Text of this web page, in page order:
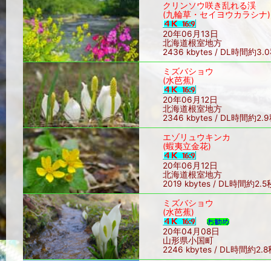
クリンソウ咲き乱れる渓
(九輪草・セイヨウカラシナ)
20年06月13日
北海道根室地方
2436 kbytes / DL時間約3.0
ミズバショウ
(水芭蕉)
20年06月12日
北海道根室地方
2346 kbytes / DL時間約2.9
エゾリュウキンカ
(蝦夷立金花)
20年06月12日
北海道根室地方
2019 kbytes / DL時間約2.5
ミズバショウ
(水芭蕉)
20年04月08日
山形県小国町
2246 kbytes / DL時間約2.8